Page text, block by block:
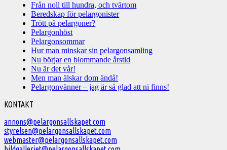
Från noll till hundra, och tvärtom
Beredskap för pelargonister
Trött på pelargoner?
Pelargonhöst
Pelargonsommar
Hur man minskar sin pelargonsamling
Nu börjar en blommande årstid
Nu är det vår!
Men man älskar dom ändå!
Pelargonvänner – jag är så glad att ni finns!
Välkommen
till
Svenska
Pelargonsällskapet
KONTAKT
annons@pelargonsallskapet.com
styrelsen@pelargonsallskapet.com
webmaster@pelargonsallskapet.com